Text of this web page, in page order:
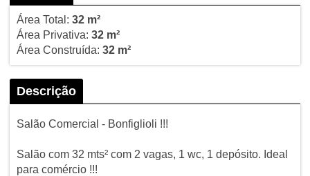
Área Total: 32 m²
Área Privativa: 32 m²
Área Construída: 32 m²
Descrição
Salão Comercial - Bonfiglioli !!!
Salão com 32 mts² com 2 vagas, 1 wc, 1 depósito. Ideal
para comércio !!!